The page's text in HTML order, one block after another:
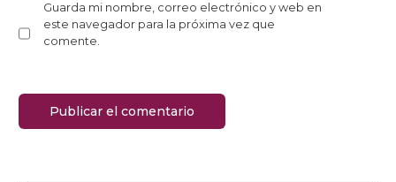
Guarda mi nombre, correo electrónico y web en
este navegador para la próxima vez que
comente.